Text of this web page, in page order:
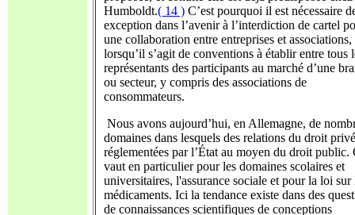
Humboldt.( 14 ) C’est pourquoi il est nécessaire
exception dans l’avenir à l’interdiction de cartel
une collaboration entre entreprises et associations,
lorsqu’il s’agit de conventions à établir entre tous
représentants des participants au marché d’une
ou secteur, y compris des associations de
consommateurs.
Nous avons aujourd’hui, en Allemagne, de
domaines dans lesquels des relations du droit
réglementées par l’État au moyen du droit public.
vaut en particulier pour les domaines scolaires et
universitaires, l'assurance sociale et pour la loi sur
médicaments. Ici la tendance existe dans des
de connaissances scientifiques de conceptions